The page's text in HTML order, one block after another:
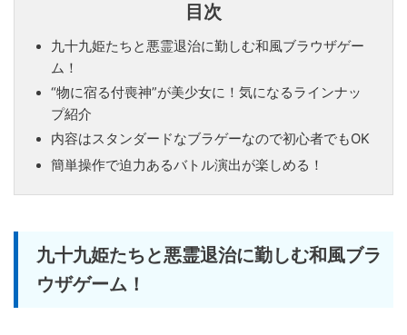
目次
九十九姫たちと悪霊退治に勤しむ和風ブラウザゲー
ム！
“物に宿る付喪神”が美少女に！気になるラインナッ
プ紹介
内容はスタンダードなブラゲーなので初心者でもOK
簡単操作で迫力あるバトル演出が楽しめる！
九十九姫たちと悪霊退治に勤しむ和風ブラ
ウザゲーム！